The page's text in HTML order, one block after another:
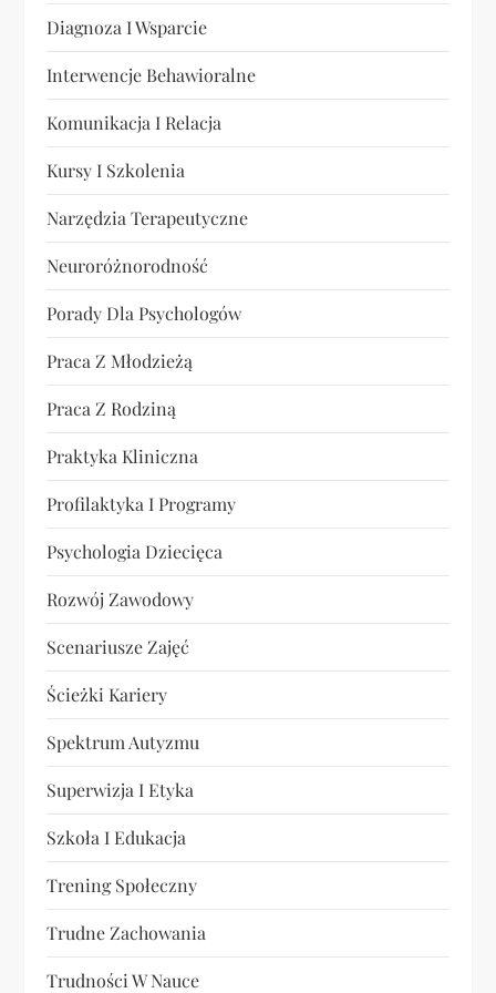
u
Diagnoza I Wsparcie
Interwencje Behawioralne
Komunikacja I Relacja
Kursy I Szkolenia
Narzędzia Terapeutyczne
Neuroróżnorodność
Porady Dla Psychologów
Praca Z Młodzieżą
Praca Z Rodziną
Praktyka Kliniczna
Profilaktyka I Programy
Psychologia Dziecięca
Rozwój Zawodowy
Scenariusze Zajęć
Ścieżki Kariery
Spektrum Autyzmu
Superwizja I Etyka
Szkoła I Edukacja
Trening Społeczny
Trudne Zachowania
Trudności W Nauce